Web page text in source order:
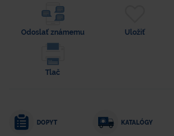
Odoslať známemu Uložiť
Tlač
DOPYT KATALÓGY